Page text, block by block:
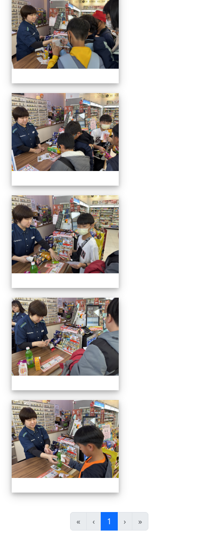
20260121雙語便利商店活動
20260121雙語便利商店活動
20260121雙語便利商店活動
20260121雙語便利商店活動
« ‹ 1 (目前頁次)
› »